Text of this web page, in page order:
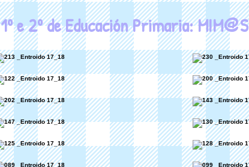
1º e 2º de Educación Primaria: MIM@S